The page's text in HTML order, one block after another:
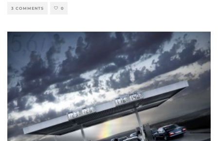
3 COMMENTS 0